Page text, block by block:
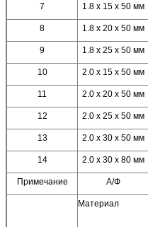
7 1.8 х 15 х 50 мм
8 1.8 х 20 х 50 мм
9 1.8 х 25 х 50 мм
10 2.0 х 15 х 50 мм
11 2.0 х 20 х 50 мм
12 2.0 х 25 х 50 мм
13 2.0 х 30 х 50 мм
14 2.0 х 30 х 80 мм
Примечание А/Ф
Материал